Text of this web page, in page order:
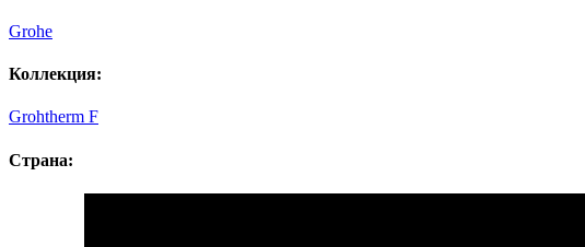
Grohe
Коллекция:
Grohtherm F
Страна: